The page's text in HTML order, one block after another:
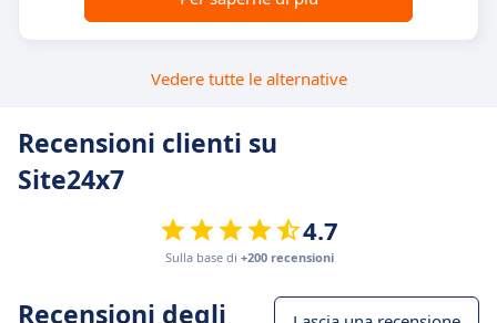
Vedere tutte le alternative
Recensioni clienti su
Site24x7
4.7
Sulla base di +200 recensioni
Recensioni degli